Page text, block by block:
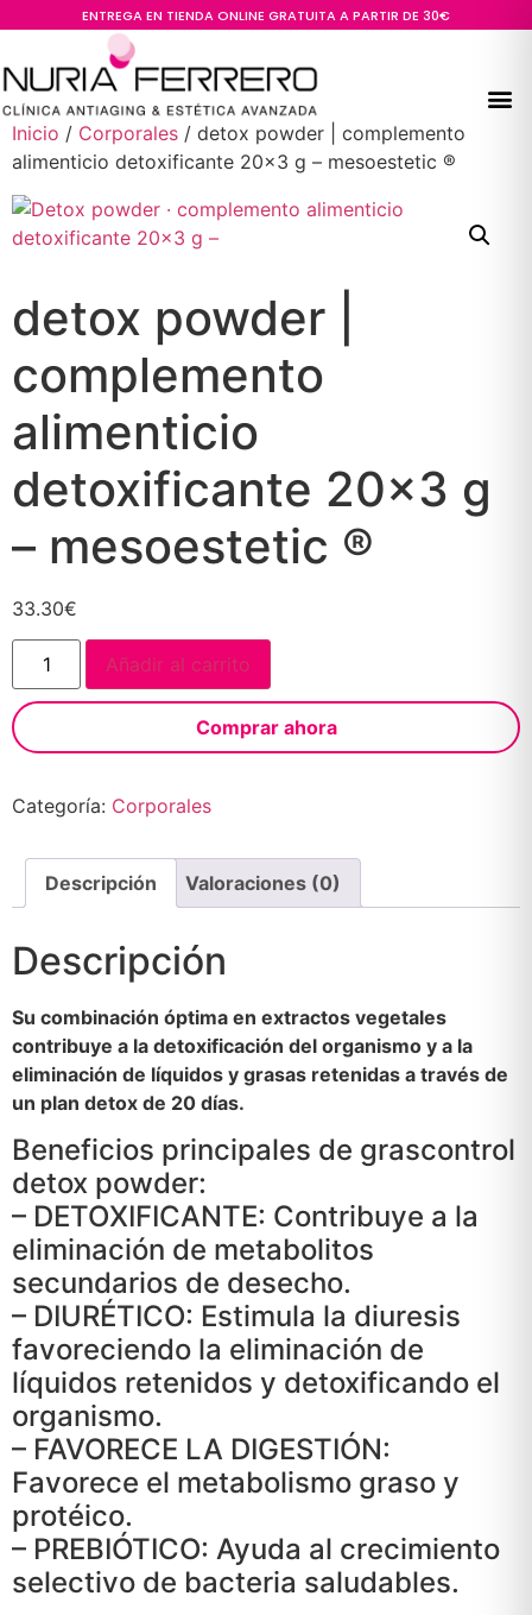
ENTREGA EN TIENDA ONLINE GRATUITA A PARTIR DE 30€
Inicio / Corporales / detox powder | complemento
alimenticio detoxificante 20×3 g – mesoestetic ®
detox powder |
complemento
alimenticio
detoxificante 20×3 g
– mesoestetic ®
33.30€
Añadir al carrito
Comprar ahora
Categoría: Corporales
Descripción Valoraciones (0)
Descripción
Su combinación óptima en extractos vegetales
contribuye a la detoxificación del organismo y a la
eliminación de líquidos y grasas retenidas a través de
un plan detox de 20 días.
Beneficios principales de grascontrol
detox powder:
– DETOXIFICANTE: Contribuye a la
eliminación de metabolitos
secundarios de desecho.
– DIURÉTICO: Estimula la diuresis
favoreciendo la eliminación de
líquidos retenidos y detoxificando el
organismo.
– FAVORECE LA DIGESTIÓN:
Favorece el metabolismo graso y
protéico.
– PREBIÓTICO: Ayuda al crecimiento
selectivo de bacteria saludables.